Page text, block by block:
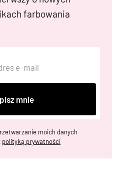
farbowania
mnie
moich danych
polityką prywatności